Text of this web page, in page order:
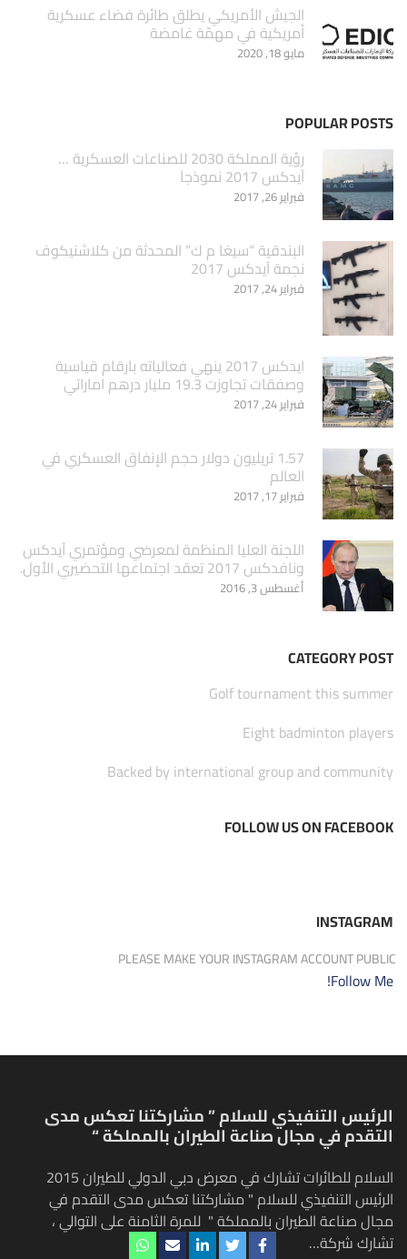
الجيش الأمريكي يطلق طائرة فضاء عسكرية
أمريكية في مهمّة غامضة
مايو 18, 2020
POPULAR POSTS
‏رؤية المملكة 2030 للصناعات العسكرية …
آيدكس 2017 نموذجاَ
فبراير 26, 2017
البندقية “سيغا م ك” المحدثة من كلاشنيكوف
نجمة آيدكس 2017
فبراير 24, 2017
ايدكس 2017 ينهي فعالياته بارقام قياسية
وصفقات تجاوزت 19.3 مليار درهم اماراتي
فبراير 24, 2017
1.57 تريليون دولار حجم الإنفاق العسكري في
العالم
فبراير 17, 2017
اللجنة العليا المنظمة لمعرضي ومؤتمري آيدكس
ونافدكس 2017 تعقد اجتماعها التحضيري الأول.
أغسطس 3, 2016
CATEGORY POST
Golf tournament this summer
Eight badminton players
Backed by international group and community
FOLLOW US ON FACEBOOK
INSTAGRAM
PLEASE MAKE YOUR INSTAGRAM ACCOUNT PUBLIC
Follow Me!
الرئيس التنفيذي للسلام ” مشاركتنا تعكس مدى
التقدم في مجال صناعة الطيران بالمملكة “
السلام للطائرات تشارك في معرض دبي الدولي للطيران 2015
الرئيس التنفيذي للسلام " مشاركتنا تعكس مدى التقدم في
مجال صناعة الطيران بالمملكة " للمرة الثامنة على التوالي ،
تشارك شركة…